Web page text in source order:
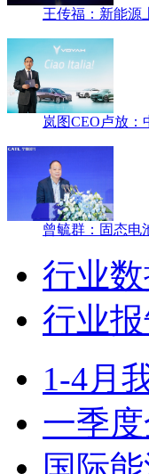
王传福：新能源
岚图CEO卢放：
曾毓群：固态电
行业
行业
1-4月
一季